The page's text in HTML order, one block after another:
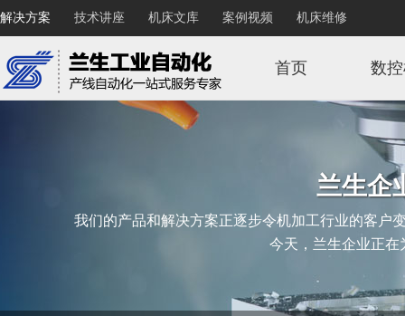
解决方案 技术讲座 机床文库 案例视频 机床维修
首页 数
兰生企
我们的产品和解决方案正逐步令机加工行业的客户
今天，兰生企业正在